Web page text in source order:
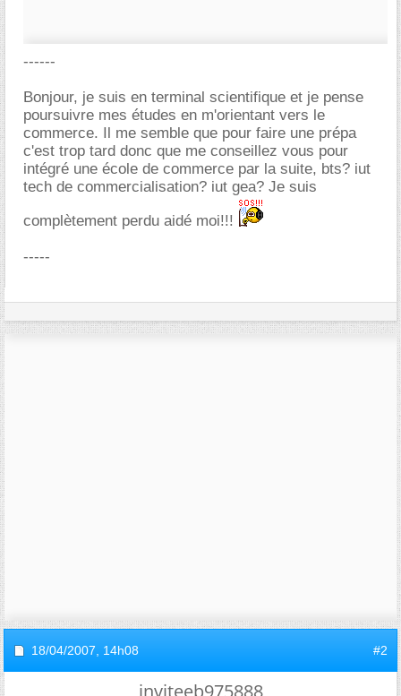
------
Bonjour, je suis en terminal scientifique et je pense
poursuivre mes études en m'orientant vers le
commerce. Il me semble que pour faire une prépa
c'est trop tard donc que me conseillez vous pour
intégré une école de commerce par la suite, bts? iut
tech de commercialisation? iut gea? Je suis
complètement perdu aidé moi!!!
-----
18/04/2007, 14h08 #2
inviteeb975888